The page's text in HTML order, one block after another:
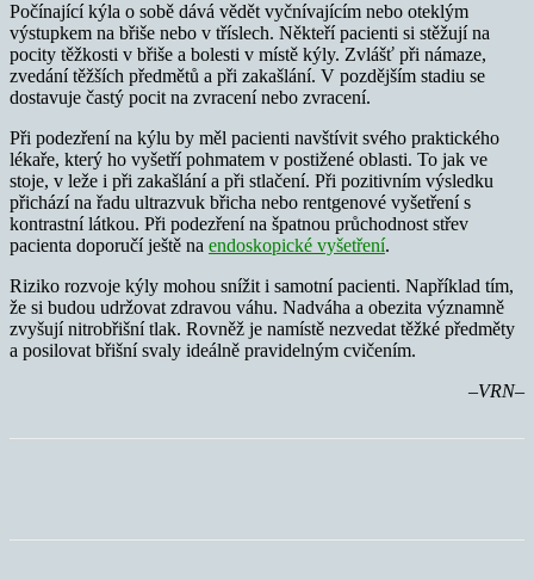
Počínající kýla o sobě dává vědět vyčnívajícím nebo oteklým
výstupkem na břiše nebo v tříslech. Někteří pacienti si stěžují na
pocity těžkosti v břiše a bolesti v místě kýly. Zvlášť při námaze,
zvedání těžších předmětů a při zakašlání. V pozdějším stadiu se
dostavuje častý pocit na zvracení nebo zvracení.
Při podezření na kýlu by měl pacienti navštívit svého praktického
lékaře, který ho vyšetří pohmatem v postižené oblasti. To jak ve
stoje, v leže i při zakašlání a při stlačení. Při pozitivním výsledku
přichází na řadu ultrazvuk břicha nebo rentgenové vyšetření s
kontrastní látkou. Při podezření na špatnou průchodnost střev
pacienta doporučí ještě na endoskopické vyšetření.
Riziko rozvoje kýly mohou snížit i samotní pacienti. Například tím,
že si budou udržovat zdravou váhu. Nadváha a obezita významně
zvyšují nitrobřišní tlak. Rovněž je namístě nezvedat těžké předměty
a posilovat břišní svaly ideálně pravidelným cvičením.
–VRN–